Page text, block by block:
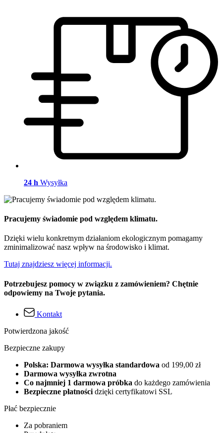
24 h Wysyłka
Pracujemy świadomie pod względem klimatu.
Dzięki wielu konkretnym działaniom ekologicznym pomagamy
zminimalizować nasz wpływ na środowisko i klimat.
Tutaj znajdziesz więcej informacji.
Potrzebujesz pomocy w związku z zamówieniem? Chętnie
odpowiemy na Twoje pytania.
Kontakt
Potwierdzona jakość
Bezpieczne zakupy
Polska: Darmowa wysyłka standardowa od 199,00 zł
Darmowa wysyłka zwrotna
Co najmniej 1 darmowa próbka do każdego zamówienia
Bezpieczne płatności dzięki certyfikatowi SSL
Płać bezpiecznie
Za pobraniem